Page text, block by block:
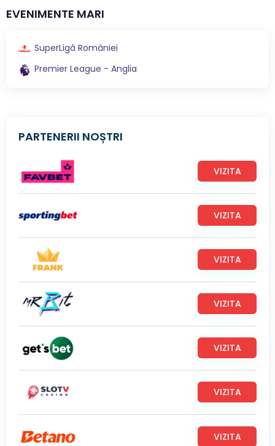
EVENIMENTE MARI
SuperLigă României
Premier League - Anglia
PARTENERII NOȘTRI
VIZITA
VIZITA
VIZITA
VIZITA
VIZITA
VIZITA
VIZITA